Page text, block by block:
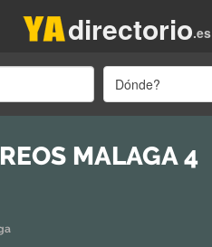
.es
directorio
Dónde?
MALAGA 4